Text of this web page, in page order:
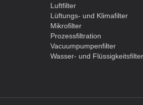
Luftfilter
Lüftungs- und Klimafilter
Mikrofilter
Prozessfiltration
Vacuumpumpenfilter
Wasser- und Flüssigkeitsfilter